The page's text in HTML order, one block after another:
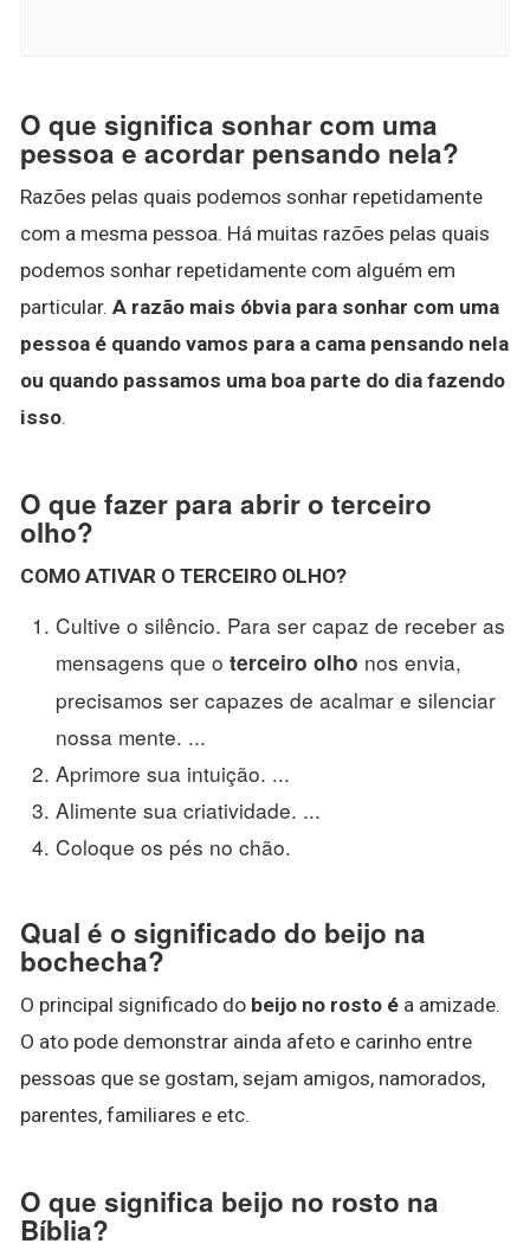
O que significa sonhar com uma
pessoa e acordar pensando nela?
Razões pelas quais podemos sonhar repetidamente
com a mesma pessoa. Há muitas razões pelas quais
podemos sonhar repetidamente com alguém em
particular. A razão mais óbvia para sonhar com uma
pessoa é quando vamos para a cama pensando nela
ou quando passamos uma boa parte do dia fazendo
isso.
O que fazer para abrir o terceiro
olho?
COMO ATIVAR O TERCEIRO OLHO?
Cultive o silêncio. Para ser capaz de receber as
mensagens que o terceiro olho nos envia,
precisamos ser capazes de acalmar e silenciar
nossa mente. ...
Aprimore sua intuição. ...
Alimente sua criatividade. ...
Coloque os pés no chão.
Qual é o significado do beijo na
bochecha?
O principal significado do beijo no rosto é a amizade.
O ato pode demonstrar ainda afeto e carinho entre
pessoas que se gostam, sejam amigos, namorados,
parentes, familiares e etc.
O que significa beijo no rosto na
Bíblia?